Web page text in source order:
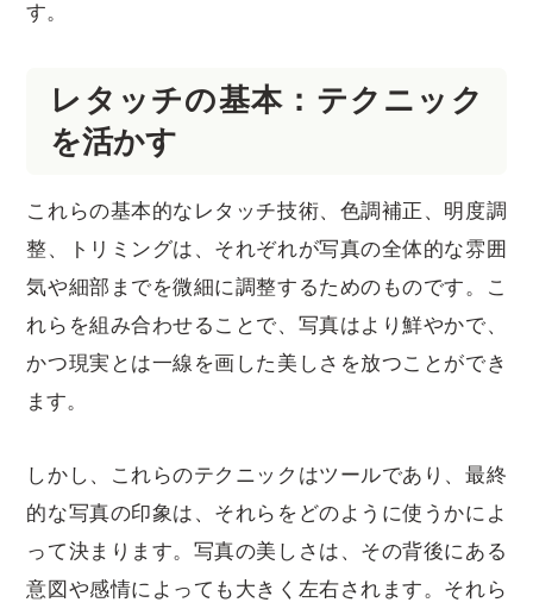
す。
レタッチの基本：テクニック
を活かす
これらの基本的なレタッチ技術、色調補正、明度調
整、トリミングは、それぞれが写真の全体的な雰囲
気や細部までを微細に調整するためのものです。こ
れらを組み合わせることで、写真はより鮮やかで、
かつ現実とは一線を画した美しさを放つことができ
ます。
しかし、これらのテクニックはツールであり、最終
的な写真の印象は、それらをどのように使うかによ
って決まります。写真の美しさは、その背後にある
意図や感情によっても大きく左右されます。それら